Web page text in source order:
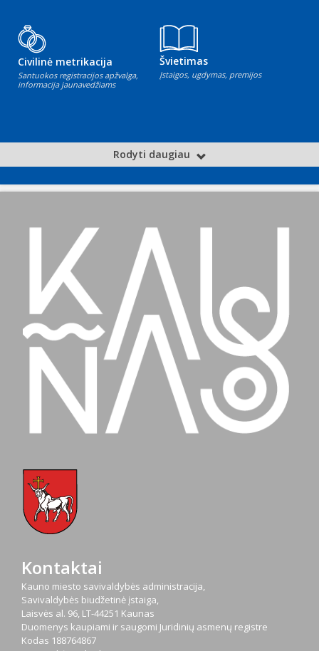
Civilinė metrikacija
Santuokos registracijos apžvalga,
informacija jaunavedžiams
Švietimas
Įstaigos, ugdymas, premijos
Rodyti daugiau
Kontaktai
Kauno miesto savivaldybės administracija,
Savivaldybės biudžetinė įstaiga,
Laisvės al. 96, LT-44251 Kaunas
Duomenys kaupiami ir saugomi Juridinių asmenų registre
Kodas 188764867